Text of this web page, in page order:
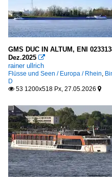
GMS DUC IN ALTUM, ENI
Dez.2025 
rainer ullrich
Flüsse und Seen / Europa / Rhein
D
 53 1200x518 Px, 27.05.2026 